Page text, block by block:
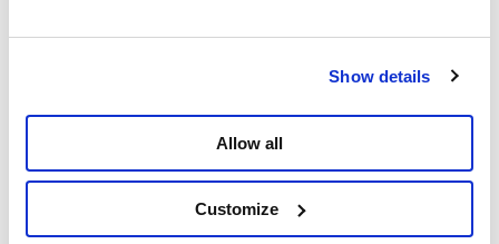
Show details
Allow all
Customize
"condamnation" de routine de ces mesures. Pourtant,
si notre gouvernement a encore une once de respect
pour le droit international, des sanctions sévères
doivent être prises aujourd’hui. »
Des sanctions économiques généralisées contre
Israël ;